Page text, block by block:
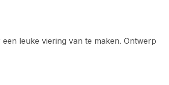
leuke viering van te maken. Ontwerp